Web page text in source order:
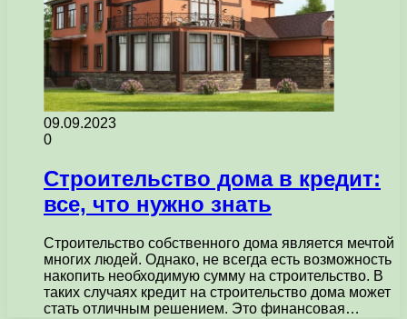
09.09.2023
0
Строительство дома в кредит:
все, что нужно знать
Строительство собственного дома является мечтой
многих людей. Однако, не всегда есть возможность
накопить необходимую сумму на строительство. В
таких случаях кредит на строительство дома может
стать отличным решением. Это финансовая…